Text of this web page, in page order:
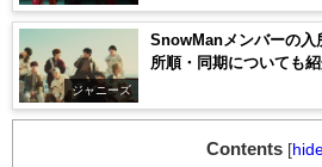
ジャニーズ
SnowManメンバーの入
所順・同期についても紹
Contents [